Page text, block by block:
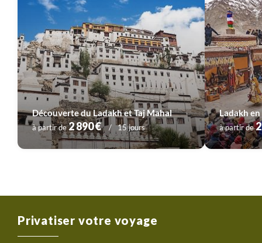
Découverte du Ladakh et Taj Mahal
à partir de2 890 € 15 jours à partir de
Privatiser votre voyage